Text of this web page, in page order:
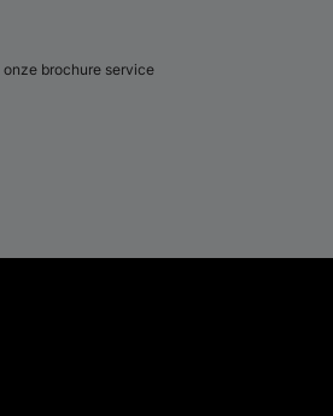
brochure service